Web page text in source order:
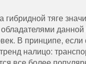
тяге
В принципе,
налицо: